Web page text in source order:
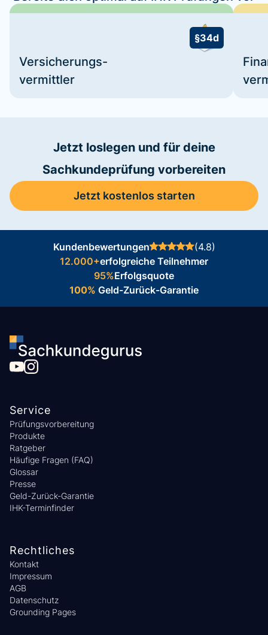
§34d
Versicherungs-
vermittler
Jetzt loslegen und für deine
Sachkundeprüfung vorbereiten
Jetzt kostenlos starten
Kundenbewertungen
(4.8)
12.000+erfolgreiche Teilnehmer
95%Erfolgsquote
100% Geld-Zurück-Garantie
Service
Prüfungsvorbereitung
Produkte
Ratgeber
Häufige Fragen (FAQ)
Glossar
Presse
Geld-Zurück-Garantie
IHK-Terminfinder
Rechtliches
Kontakt
Impressum
AGB
Datenschutz
Grounding Pages